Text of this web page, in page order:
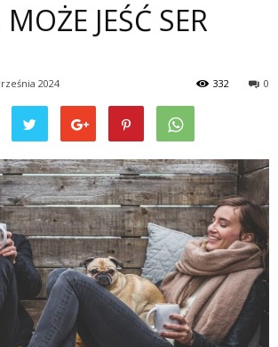
JEŚĆ SER
2024 0
332